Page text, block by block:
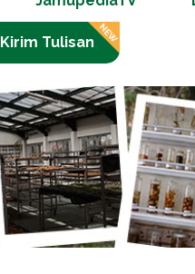
Kirim Tulisan